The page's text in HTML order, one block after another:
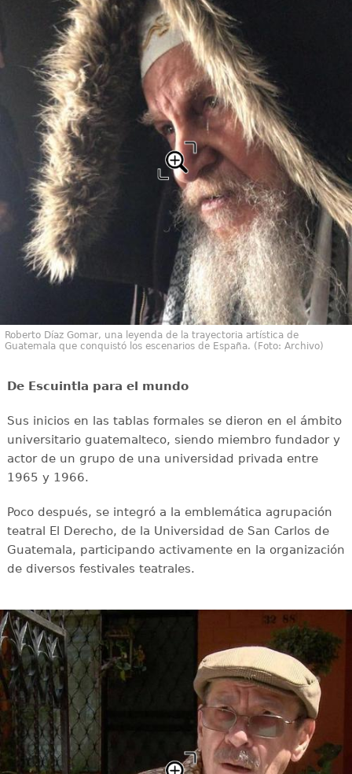
Roberto Díaz Gomar, una leyenda de la trayectoria artística de
Guatemala que conquistó los escenarios de España. (Foto: Archivo)
De Escuintla para el mundo
Sus inicios en las tablas formales se dieron en el ámbito
universitario guatemalteco, siendo miembro fundador y
actor de un grupo de una universidad privada entre
1965 y 1966.
Poco después, se integró a la emblemática agrupación
teatral El Derecho, de la Universidad de San Carlos de
Guatemala, participando activamente en la organización
de diversos festivales teatrales.